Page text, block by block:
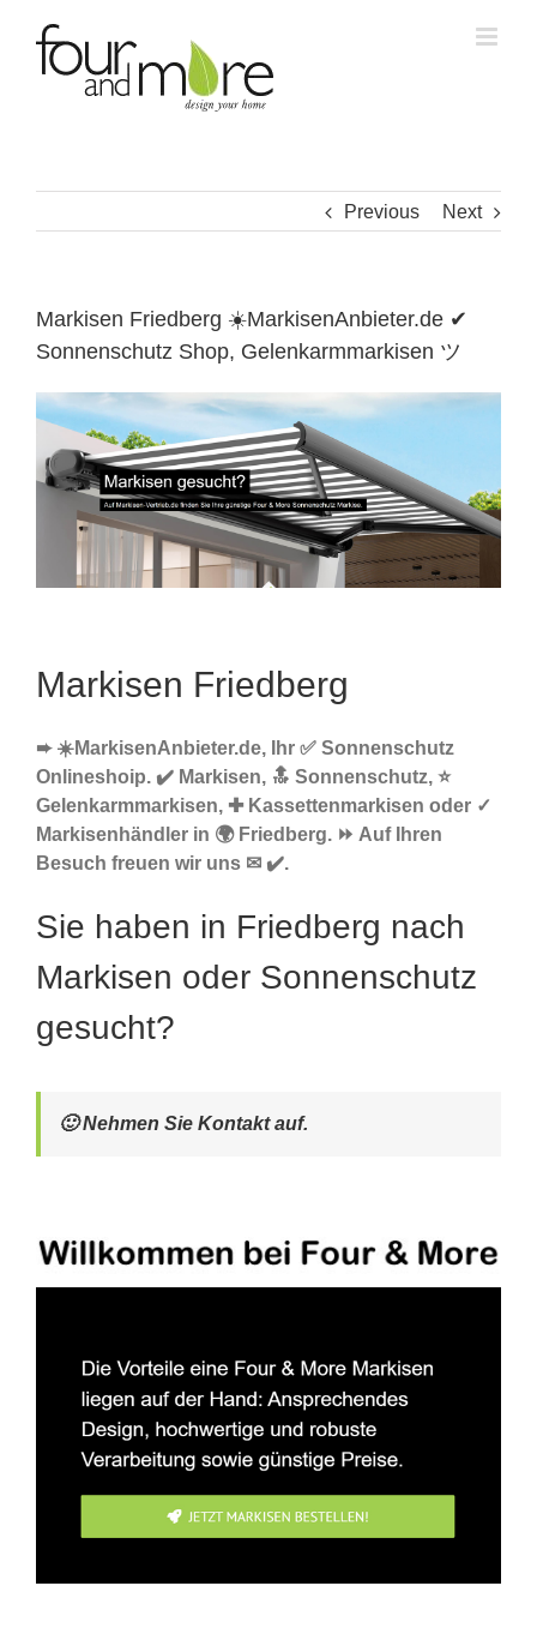
content
Previous Next
Markisen Friedberg ☀️MarkisenAnbieter.de ✔
Sonnenschutz Shop, Gelenkarmmarkisen ツ
Markisen Friedberg
➨ ☀️MarkisenAnbieter.de, Ihr ✅ Sonnenschutz
Onlineshoip. ✔️ Markisen, 🔝 Sonnenschutz, ⭐
Gelenkarmmarkisen, ✚ Kassettenmarkisen oder ✓
Markisenhändler in 🌍 Friedberg. ⏩ Auf Ihren
Besuch freuen wir uns ✉ ✔️.
Sie haben in Friedberg nach
Markisen oder Sonnenschutz
gesucht?
🙂 Nehmen Sie Kontakt auf.